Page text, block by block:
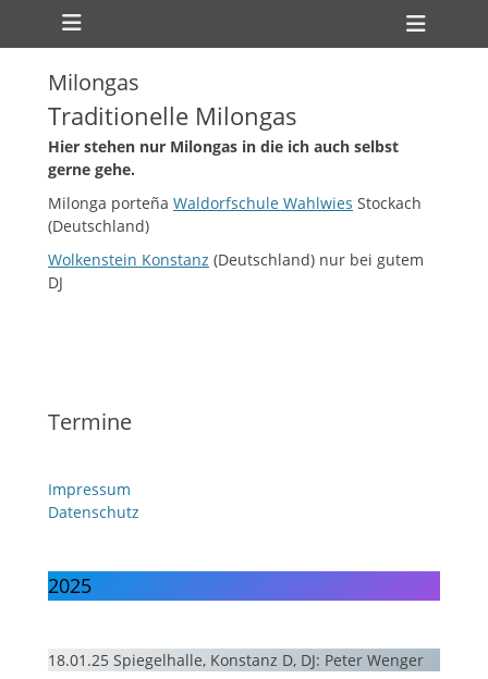
Primäres Menü
Zum
Inhalt
Milongas
Traditionelle Milongas
Hier stehen nur Milongas in die ich auch selbst
gerne gehe.
Milonga porteña Waldorfschule Wahlwies Stockach
(Deutschland)
Wolkenstein Konstanz (Deutschland) nur bei gutem
DJ
Termine
Impressum
Datenschutz
2025
18.01.25 Spiegelhalle, Konstanz D, DJ: Peter Wenger